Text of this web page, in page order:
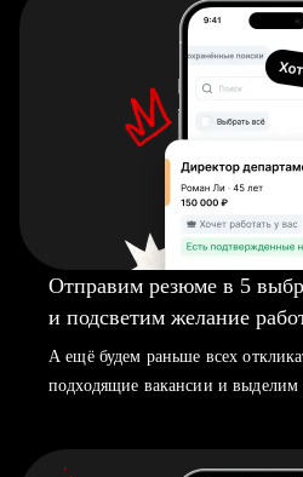
Отправим резюме в 5
и подсветим желание
А ещё будем раньше всех
подходящие вакансии и выделим